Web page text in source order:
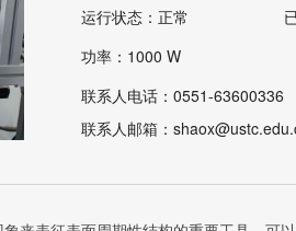
运行状态：正常
功率：1000 W
联系人电话：0551-63600336
联系人邮箱：